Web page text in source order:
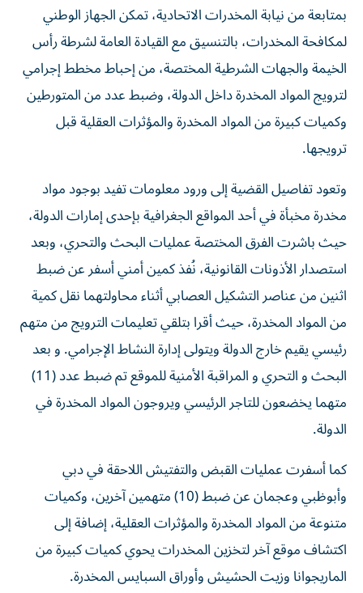
بمتابعة من نيابة المخدرات الاتحادية، تمكن الجهاز الوطني
لمكافحة المخدرات، بالتنسيق مع القيادة العامة لشرطة رأس
الخيمة والجهات الشرطية المختصة، من إحباط مخطط إجرامي
لترويج المواد المخدرة داخل الدولة، وضبط عدد من المتورطين
وكميات كبيرة من المواد المخدرة والمؤثرات العقلية قبل
ترويجها.
وتعود تفاصيل القضية إلى ورود معلومات تفيد بوجود مواد
مخدرة مخبأة في أحد المواقع الجغرافية بإحدى إمارات الدولة،
حيث باشرت الفرق المختصة عمليات البحث والتحري، وبعد
استصدار الأذونات القانونية، نُفذ كمين أمني أسفر عن ضبط
اثنين من عناصر التشكيل العصابي أثناء محاولتهما نقل كمية
من المواد المخدرة، حيث أقرا بتلقي تعليمات الترويج من متهم
رئيسي يقيم خارج الدولة ويتولى إدارة النشاط الإجرامي. و بعد
البحث و التحري و المراقبة الأمنية للموقع تم ضبط عدد (11)
متهما يخضعون للتاجر الرئيسي ويروجون المواد المخدرة في
الدولة.
كما أسفرت عمليات القبض والتفتيش اللاحقة في دبي
وأبوظبي وعجمان عن ضبط (10) متهمين آخرين، وكميات
متنوعة من المواد المخدرة والمؤثرات العقلية، إضافة إلى
اكتشاف موقع آخر لتخزين المخدرات يحوي كميات كبيرة من
الماريجوانا وزيت الحشيش وأوراق السبايس المخدرة.